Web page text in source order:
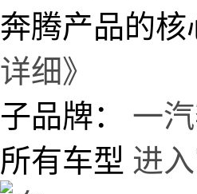
奔腾产品的
详细》
子品牌：
一
所有车型 进